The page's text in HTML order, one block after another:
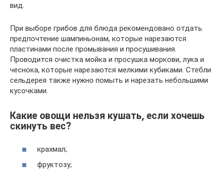
вид.
При выборе грибов для блюда рекомендовано отдать
предпочтение шампиньонам, которые нарезаются
пластинами после промывания и просушивания.
Проводится очистка мойка и просушка моркови, лука и
чеснока, которые нарезаются мелкими кубиками. Стебли
сельдерея также нужно помыть и нарезать небольшими
кусочками.
Какие овощи нельзя кушать, если хочешь
скинуть вес?
крахмал;
фруктозу;